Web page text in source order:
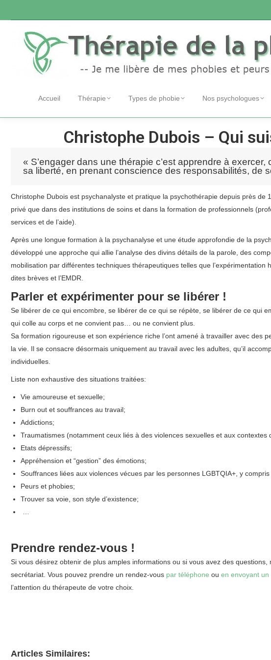
Accueil Thérapie Types de phobie Nos psychologues
Christophe Dubois – Qui
« S’engager dans une thérapie c’est apprendre à exercer,
sa liberté, en prenant conscience des responsabilités, de
Christophe Dubois est psychanalyste et pratique la psychothérapie depuis près de
privé que dans des institutions de soins et dans la formation de professionnels
services et de l’aide).
Après une longue formation à la psychanalyse et une étude approfondie de la
développé une approche qui allie l’analyse des divins détails de la parole, des
mobilisation par différentes techniques thérapeutiques telles que l’expérimentation
dites brèves et l’EMDR.
Parler et expérimenter pour se libérer !
Se libérer de ce qui encombre, se libérer de ce qui se répète, se libérer de ce qui
qui colle au corps et ne convient pas… ou ne convient plus.
Sa formation rigoureuse et son expérience riche l’ont amené à travailler avec des
la vie. Il se consacre désormais uniquement au travail avec les adultes, qu’il
individuelles.
Liste non exhaustive des situations traitées:
Vie amoureuse et sexuelle;
Burn out et souffrances au travail;
Addictions;
Traumatismes (notamment ceux liés à des violences sexuelles et aux contextes
Etats dépressifs;
Appréhension et “gestion” des émotions;
Souffrances liées aux violences vécues par les personnes LGBTQIA+, y
Peurs et phobies;
Trouver sa voie, son style d’existence;
Prendre rendez-vous !
Si vous désirez obtenir de plus amples informations ou si vous avez des questions,
secrétariat. Vous pouvez prendre un rendez-vous par téléphone ou en envoyant un
l’attention du thérapeute de votre choix.
Articles Similaires: